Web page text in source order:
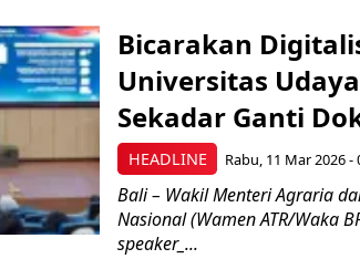
HEADLINE
Bicarakan
Universitas
Sekadar Ganti
Rabu, 11 Mar 2026 -
Bali – Wakil Menteri Agraria
Nasional (Wamen ATR/Waka
speaker_...